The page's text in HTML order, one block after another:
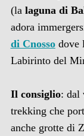
(la laguna di
adora
di Cnossodove
Labirinto del
Il consiglio: dal
trekking che
anche grotte di